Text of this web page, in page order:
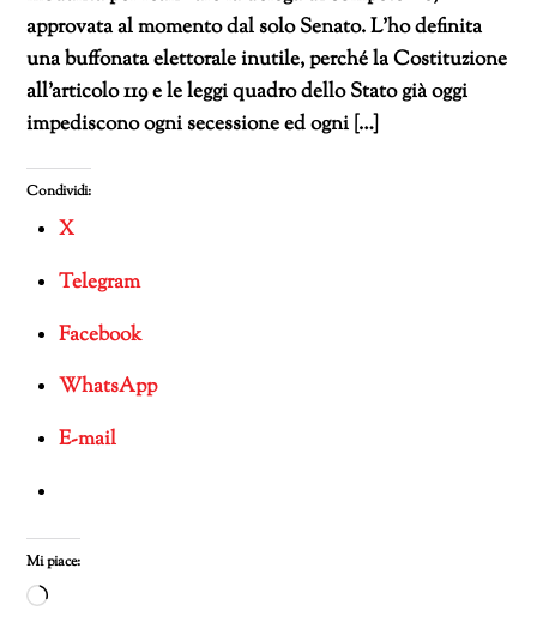
approvata al momento dal solo Senato. L’ho definita
una buffonata elettorale inutile, perché la Costituzione
all’articolo 119 e le leggi quadro dello Stato già oggi
impediscono ogni secessione ed ogni […]
Condividi:
X
Telegram
Facebook
WhatsApp
E-mail
Mi piace:
Caricamento